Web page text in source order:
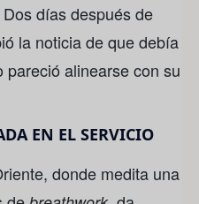
días después de
la noticia de que debía
pareció alinearse con su
EN EL SERVICIO
donde medita una